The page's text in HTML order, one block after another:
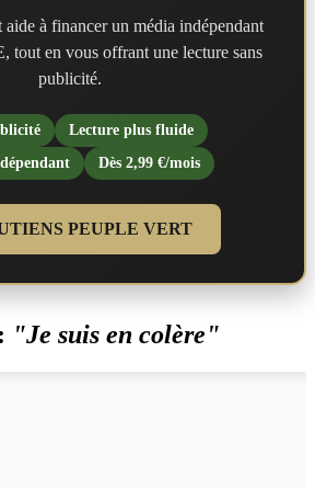
aide à financer un média indépendant
tout en vous offrant une lecture sans
publicité.
Lecture plus fluide
Dès 2,99 €/mois
PEUPLE VERT
"Je suis en colère"